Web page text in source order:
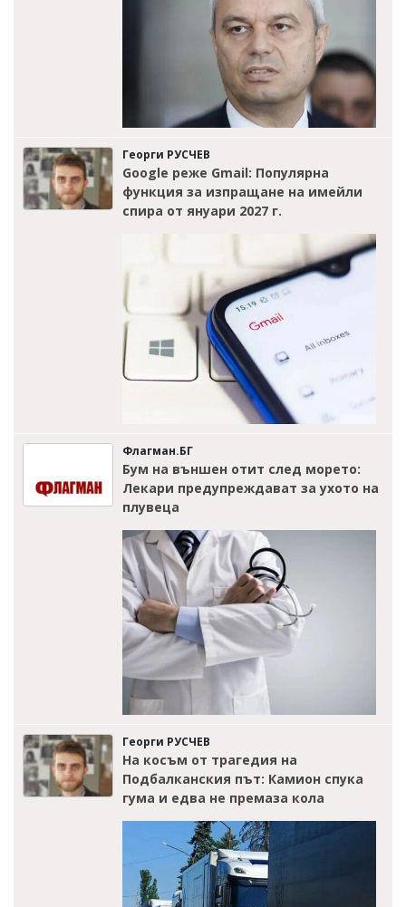
Георги РУСЧЕВ
Google реже Gmail: Популярна
функция за изпращане на имейли
спира от януари 2027 г.
Флагман.БГ
Бум на външен отит след морето:
Лекари предупреждават за ухото на
плувеца
Георги РУСЧЕВ
На косъм от трагедия на
Подбалканския път: Камион спука
гума и едва не премаза кола